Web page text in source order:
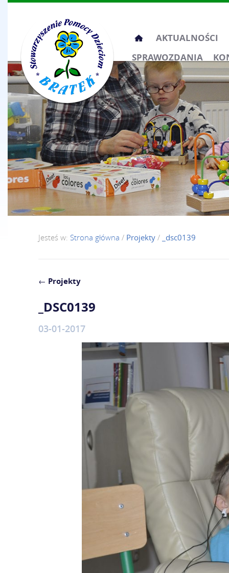
Przeskocz
do
treści
AKTUALNOŚCI
SPRAWOZDANIA
Jesteś w: Strona główna / Projekty / _dsc0139
← Projekty
_DSC0139
03-01-2017